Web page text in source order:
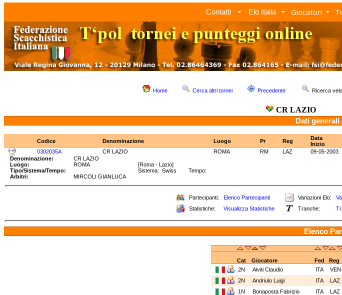
Contatti Elo Italia Giocatori
Home Cerca altri tornei Precedente Ricerca
CR LAZIO
Dati generali
Codice Denominazione Luogo Pr Reg
Data
Inizio
0302035A
CR LAZIO ROMA RM LAZ 09-05-2003
Denominazione:
CR LAZIO
Luogo:
ROMA
[Roma - Lazio]
Tipo/Sistema/Tempo:
Sistema: Swiss Tempo:
Arbitri:
MIRCOLI GIANLUCA
Partecipanti: Elenco Partecipanti Variazioni Elo:
Statistiche:
Visualizza Statistiche Tranche:
Elenco
Cat
Giocatore Fed Reg
2N
Alviti Claudio ITA VEN
2N
Andriulo Luigi ITA LAZ
1N
Bonaposta Fabrizio ITA LAZ